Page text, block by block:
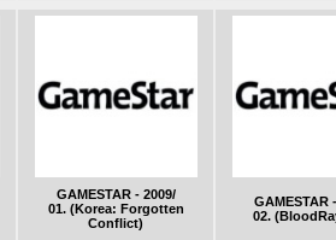
GAMESTAR - 2009/
01. (Korea: Forgotten
Conflict)
GAMESTAR
02.